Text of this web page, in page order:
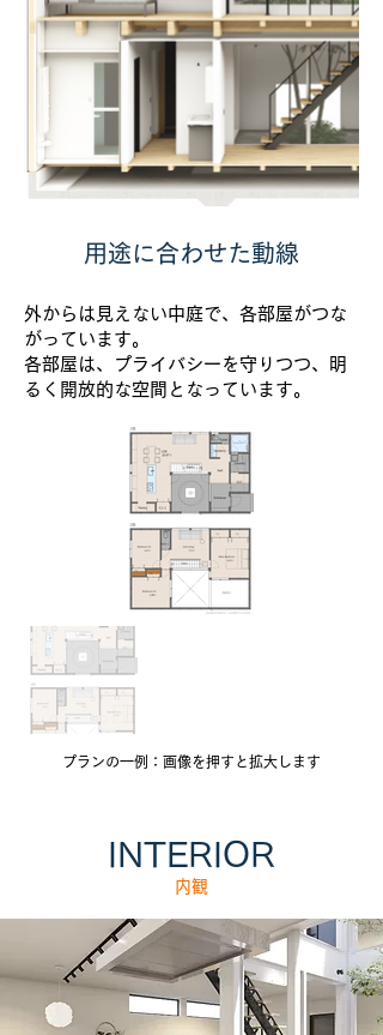
用途に合わせた動線
外からは見えない中庭で、各部屋がつな
がっています。
各部屋は、プライバシーを守りつつ、明
るく開放的な空間となっています。
プランの一例： 画像を押すと拡大します
INTERIOR
内観